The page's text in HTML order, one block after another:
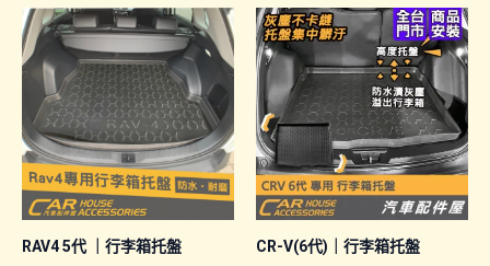
有
多
種
款
式。
可
在
品
RAV4 5代 ｜行李箱托盤 CR-V(6代)｜行李箱托盤